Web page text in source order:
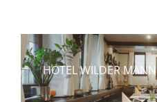
HOTEL WILDER MANN